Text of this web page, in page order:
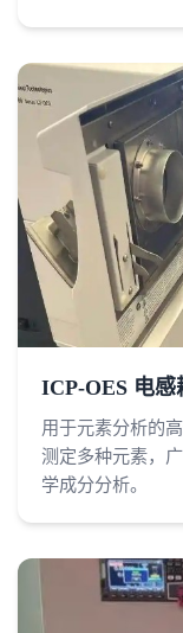
ICP-OES 电
用于元素分析的
测定多种元素，
学成分分析。